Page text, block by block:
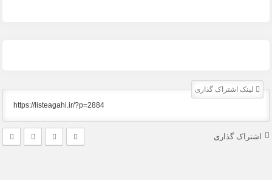
لینک اشتراک گذاری
اشتراک گذاری